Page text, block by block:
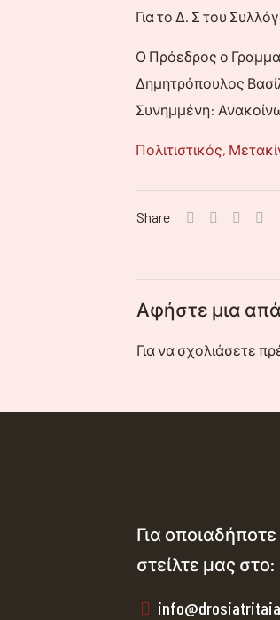
Για το Δ. Σ του
Ο Πρόεδρος ο
Δημητρόπουλος
Συνημμένη:
Πολιτιστικός,
Share
Αφήστε μια
Για να σχολιάσετε
Για
στείλτε μας στο: